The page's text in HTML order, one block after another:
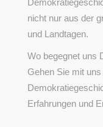
nicht nur aus der
und Landtagen.
Wo begegnet uns
Gehen Sie mit
Erfahrungen und